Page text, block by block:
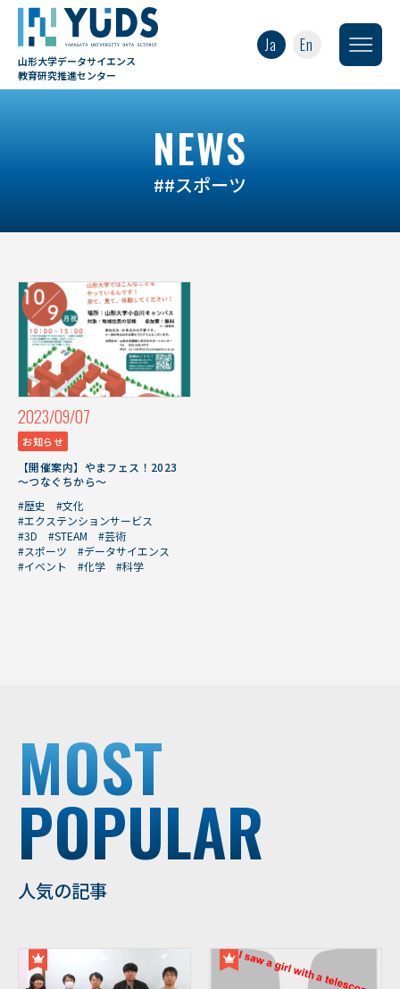
山形大学データサイエンス
教育研究推進センター
Ja En
NEWS
##スポーツ
2023/09/07
お知らせ
【開催案内】やまフェス！2023
～つなぐちから～
#歴史
#文化
#エクステンションサービス
#3D
#STEAM
#芸術
#スポーツ
#データサイエンス
#イベント
#化学 #科学
MOST
POPULAR
人気の記事